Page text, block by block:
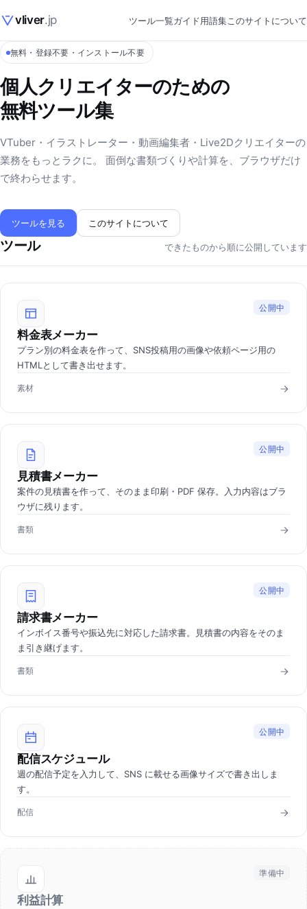
vliver.jp ツール一覧ガイド用語集このサイトについて
無料・登録不要・インストール不要
個人クリエイターのための
無料ツール集
VTuber・イラストレーター・動画編集者・Live2Dクリエイターの
業務をもっとラクに。 面倒な書類づくりや計算を、ブラウザだけ
で終わらせます。
ツールを見る このサイトについて
ツール できたものから順に公開しています
公開中
料金表メーカー
プラン別の料金表を作って、SNS投稿用の画像や依頼ページ用の
HTMLとして書き出せます。
素材
公開中
見積書メーカー
案件の見積書を作って、そのまま印刷・PDF 保存。入力内容はブラ
ウザに残ります。
書類
公開中
請求書メーカー
インボイス番号や振込先に対応した請求書。見積書の内容をそのま
ま引き継げます。
書類
公開中
配信スケジュール
週の配信予定を入力して、SNS に載せる画像サイズで書き出しま
す。
配信
準備中
利益計算